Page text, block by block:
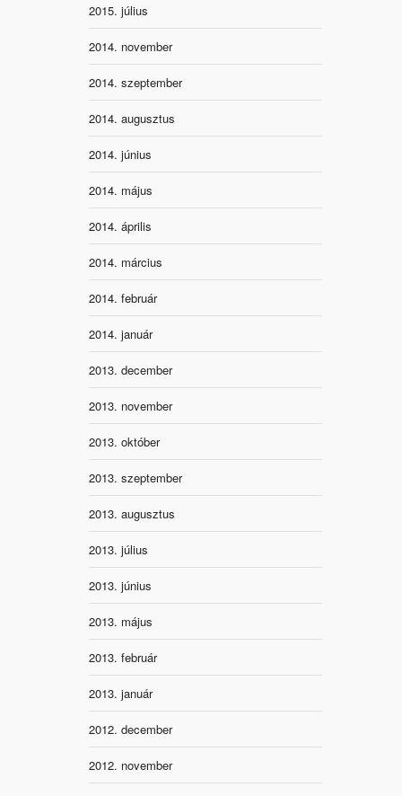
2015. július
2014. november
2014. szeptember
2014. augusztus
2014. június
2014. május
2014. április
2014. március
2014. február
2014. január
2013. december
2013. november
2013. október
2013. szeptember
2013. augusztus
2013. július
2013. június
2013. május
2013. február
2013. január
2012. december
2012. november